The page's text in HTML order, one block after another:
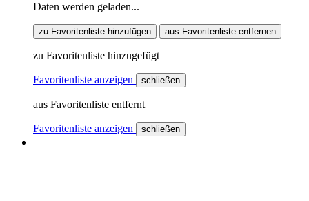
Daten werden geladen...
zu Favoritenliste hinzufügen aus Favoritenliste entfernen
zu Favoritenliste hinzugefügt
Favoritenliste anzeigen schließen
aus Favoritenliste entfernt
Favoritenliste anzeigen schließen